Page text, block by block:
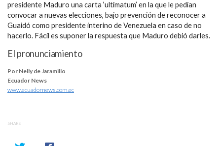
presidente Maduro una carta ‘ultimatum’ en la que le pedían
convocar a nuevas elecciones, bajo prevención de reconocer a
Guaidó como presidente interino de Venezuela en caso de no
hacerlo. Fácil es suponer la respuesta que Maduro debió darles.
El pronunciamiento
Por Nelly de Jaramillo
Ecuador News
www.ecuadornews.com.ec
SHARE